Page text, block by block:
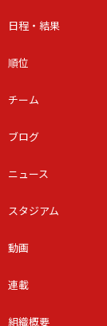
日程・結果
順位
チーム
ブログ
ニュース
スタジアム
動画
連載
組織概要